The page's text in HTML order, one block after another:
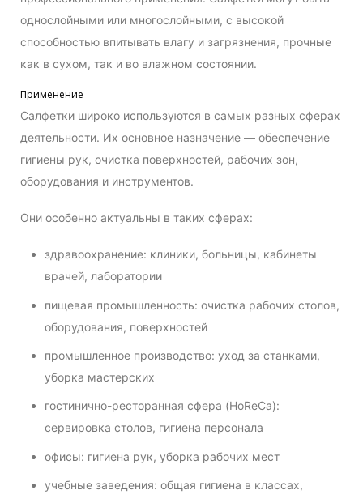
однослойными или многослойными, с высокой
способностью впитывать влагу и загрязнения, прочные
как в сухом, так и во влажном состоянии.
Применение
Салфетки широко используются в самых разных сферах
деятельности. Их основное назначение — обеспечение
гигиены рук, очистка поверхностей, рабочих зон,
оборудования и инструментов.
Они особенно актуальны в таких сферах:
здравоохранение: клиники, больницы, кабинеты
врачей, лаборатории
пищевая промышленность: очистка рабочих столов,
оборудования, поверхностей
промышленное производство: уход за станками,
уборка мастерских
гостинично-ресторанная сфера (HoReCa):
сервировка столов, гигиена персонала
офисы: гигиена рук, уборка рабочих мест
учебные заведения: общая гигиена в классах,